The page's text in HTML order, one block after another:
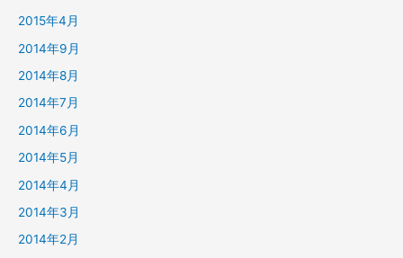
2015年4月
2014年9月
2014年8月
2014年7月
2014年6月
2014年5月
2014年4月
2014年3月
2014年2月